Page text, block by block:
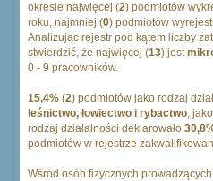
okresie najwięcej (2) podmiotów
roku, najmniej (0) podmiotów
Analizując rejestr pod kątem liczby
stwierdzić, że najwięcej (13) jest
0 - 9 pracowników.
15,4% (2) podmiotów jako rodzaj
leśnictwo, łowiectwo i rybactwo, jako
rodzaj działalności deklarowało
podmiotów w rejestrze
Wśród osób fizycznych